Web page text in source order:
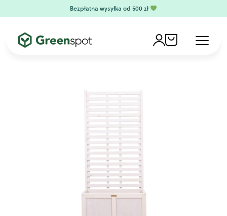
Bezpłatna wysyłka od 500 zł
Account
Cart